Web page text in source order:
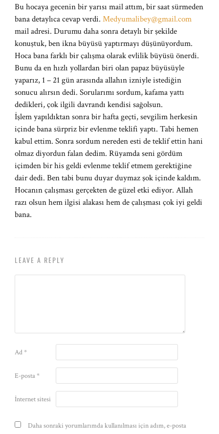
Bu hocaya gecenin bir yarısı mail attım, bir saat sürmeden
bana detaylıca cevap verdi. Medyumalibey@gmail.com
mail adresi. Durumu daha sonra detaylı bir şekilde
konuştuk, ben ikna büyüsü yaptırmayı düşünüyordum.
Hoca bana farklı bir çalışma olarak evlilik büyüsü önerdi.
Bunu da en hızlı yollardan biri olan papaz büyüsüyle
yaparız, 1 – 21 gün arasında allahın izniyle istediğin
sonucu alırsın dedi. Sorularımı sordum, kafama yattı
dedikleri, çok ilgili davrandı kendisi sağolsun.
İşlem yapıldıktan sonra bir hafta geçti, sevgilim herkesin
içinde bana sürpriz bir evlenme teklifi yaptı. Tabi hemen
kabul ettim. Sonra sordum nereden esti de teklif ettin hani
olmaz diyordun falan dedim. Rüyamda seni gördüm
içimden bir his geldi evlenme teklif etmem gerektiğine
dair dedi. Ben tabi bunu duyar duymaz şok içinde kaldım.
Hocanın çalışması gerçekten de güzel etki ediyor. Allah
razı olsun hem ilgisi alakası hem de çalışması çok iyi geldi
bana.
LEAVE A REPLY
Ad*
E-posta*
İnternet sitesi
Daha sonraki yorumlarımda kullanılması için adım, e-posta